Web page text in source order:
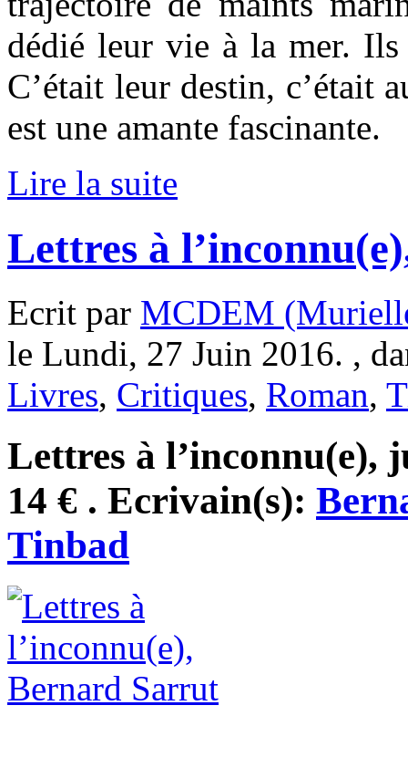
dédié leur vie à la mer.
C’était leur destin, c’était
est une amante fascinante.
Lire la suite
Lettres à
Ecrit par MCDEM
le Lundi, 27 Juin 2016. ,
Livres, Critiques, Roman,
Lettres à l’inconnu(e),
14 € . Ecrivain(s):
Tinbad